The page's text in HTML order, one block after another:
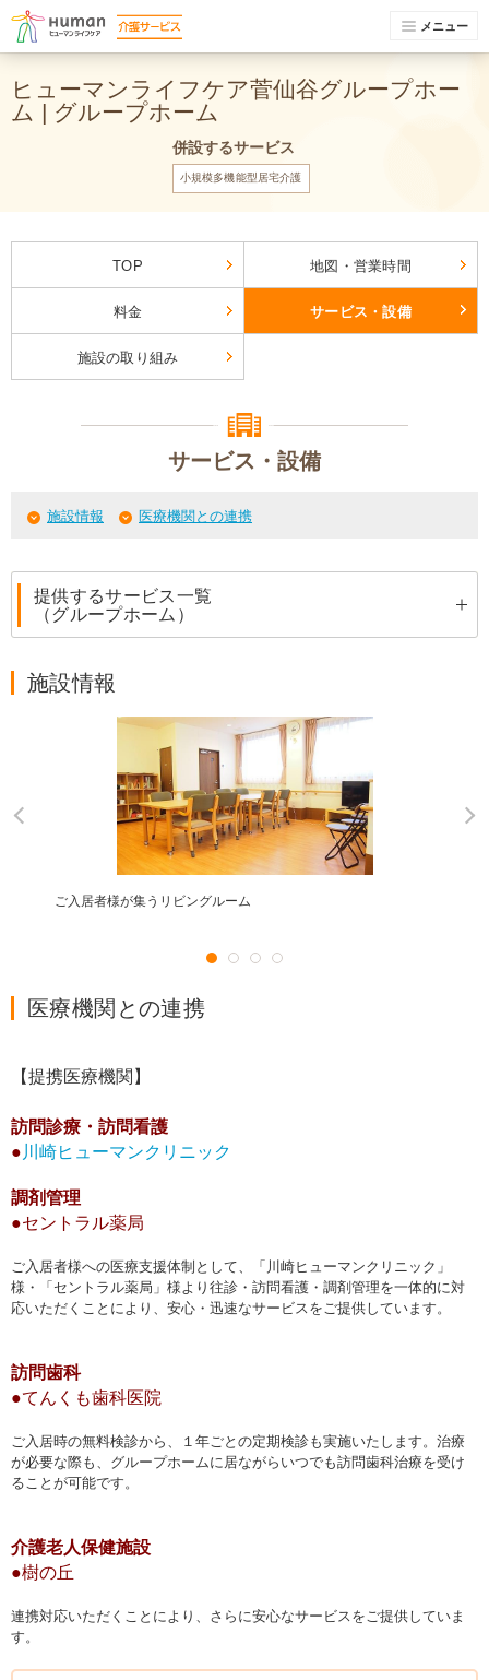
メニュー
ヒューマンライフケア菅仙谷グループホー
ム | グループホーム
併設するサービス
小規模多機能型居宅介護
TOP 地図・営業時間
料金 サービス・設備
施設の取り組み
サービス・設備
施設情報 医療機関との連携
提供するサービス一覧
（グループホーム）
施設情報
ご入居者様が集うリビングルーム
医療機関との連携
【提携医療機関】
訪問診療・訪問看護
● 川崎ヒューマンクリニック
調剤管理
●セントラル薬局
ご入居者様への医療支援体制として、「川崎ヒューマンクリニック」
様・「セントラル薬局」様より往診・訪問看護・調剤管理を一体的に対
応いただくことにより、安心・迅速なサービスをご提供しています。
訪問歯科
●てんくも歯科医院
ご入居時の無料検診から、１年ごとの定期検診も実施いたします。治療
が必要な際も、グループホームに居ながらいつでも訪問歯科治療を受け
ることが可能です。
介護老人保健施設
●樹の丘
連携対応いただくことにより、さらに安心なサービスをご提供していま
す。